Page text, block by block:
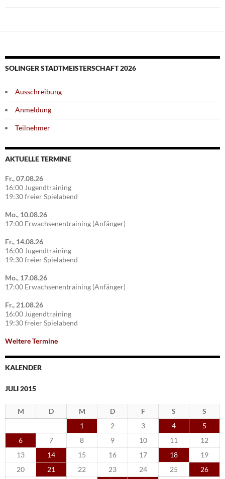
SOLINGER STADTMEISTERSCHAFT 2026
Ausschreibung
Anmeldung
Teilnehmer
AKTUELLE TERMINE
Fr., 07.08.26
16:00 Jugendtraining
19:30 freier Spielabend
Mo., 10.08.26
17:00 Erwachsenentraining (Anfänger)
Fr., 14.08.26
16:00 Jugendtraining
19:30 freier Spielabend
Mo., 17.08.26
17:00 Erwachsenentraining (Anfänger)
Fr., 21.08.26
16:00 Jugendtraining
19:30 freier Spielabend
Weitere Termine
KALENDER
JULI 2015
M D M D F S
S
1
2 3 4
5
6
7 8 9 10 11
12
13
14 15 16 17 18
19
20
21 22 23 24 25
26